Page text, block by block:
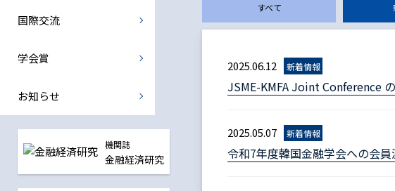
国際金融部会
震災復興金融部会
国際交流
学会賞
お知らせ
機関誌
金融経済研究
すべて
2025.06.12 新着情報
JSME-KMFA Joint Conference
2025.05.07 新着情報
令和7年度韓国金融学会への会